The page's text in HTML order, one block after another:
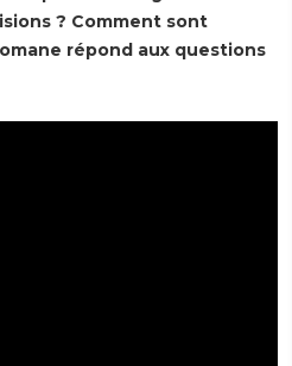
? Comment sont
répond aux questions